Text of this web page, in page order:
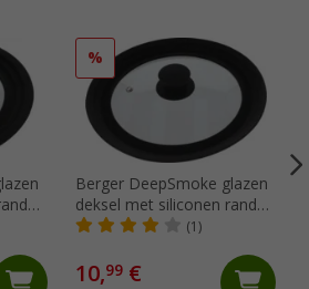
%
Berger DeepSmoke glazen
deksel met siliconen rand
koekenpan ⌀22/24/26
(1)
10,99€